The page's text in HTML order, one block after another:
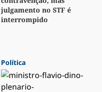
julgamento no STF é
interrompido
Política